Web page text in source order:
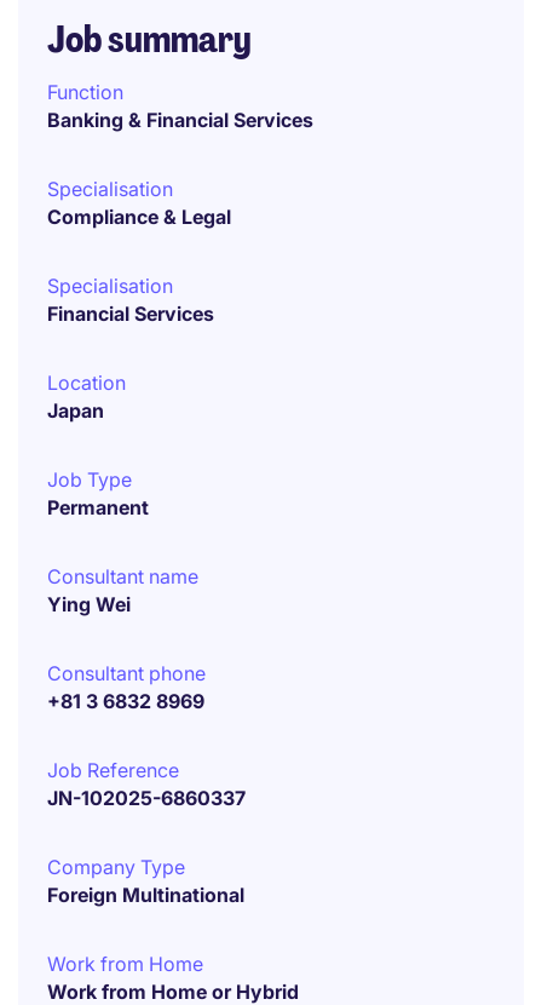
Job summary
Function
Banking & Financial Services
Specialisation
Compliance & Legal
Specialisation
Financial Services
Location
Japan
Job Type
Permanent
Consultant name
Ying Wei
Consultant phone
+81 3 6832 8969
Job Reference
JN-102025-6860337
Company Type
Foreign Multinational
Work from Home
Work from Home or Hybrid